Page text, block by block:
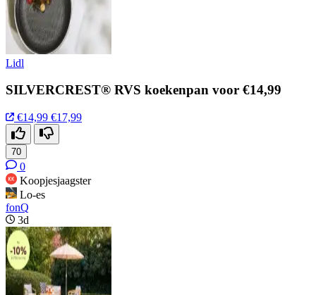
Lidl
SILVERCREST® RVS koekenpan voor €14,99
€14,99 €17,99
70
0
Koopjesjaagster
Lo-es
fonQ
3d